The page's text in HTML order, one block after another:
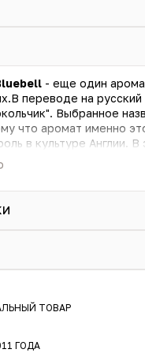
ТОВАР
ГОДА
- еще один
переводе на русский
Выбранное
что аромат именно
в культуре Англии. В
Колокольчика. Попробовав
аромат вы влюбитесь
непременно в жизнь,
цветочных воздушных
ни фрукты. Чтобы
сладостью